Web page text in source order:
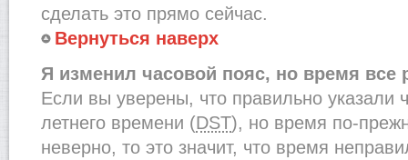
сделать это прямо сейчас.
Вернуться наверх
Я изменил часовой пояс, но время все
Если вы уверены, что правильно указали
летнего времени (DST), но время по-
неверно, то это значит, что время